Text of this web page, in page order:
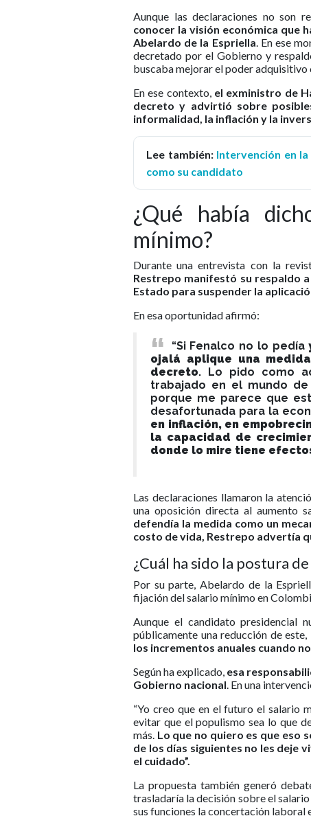
Aunque las declaraciones no son
conocer la visión económica que
Abelardo de la Espriella. En ese
decretado por el Gobierno y
buscaba mejorar el poder
En ese contexto, el exministro de
decreto y advirtió sobre
informalidad, la inflación y la
Lee también: Intervención en
como su candidato
¿Qué había
mínimo?
Durante una entrevista con la
Restrepo manifestó su respaldo
Estado para suspender la
En esa oportunidad afirmó:
“Si Fenalco no lo pedía
ojalá aplique una
decreto. Lo pido como
trabajado en el mundo
porque me parece que
desafortunada para la
en inflación, en
la capacidad de
donde lo mire tiene
Las declaraciones llamaron la
una oposición directa al aumento
defendía la medida como un
costo de vida, Restrepo advertía
¿Cuál ha sido la postura
Por su parte, Abelardo de la
fijación del salario mínimo en
Aunque el candidato presidencial
públicamente una reducción de este,
los incrementos anuales cuando
Según ha explicado, esa
Gobierno nacional. En una
“Yo creo que en el futuro el salario
evitar que el populismo sea lo que
más. Lo que no quiero es que eso
de los días siguientes no les deje
el cuidado”.
La propuesta también generó
trasladaría la decisión sobre el
sus funciones la concertación